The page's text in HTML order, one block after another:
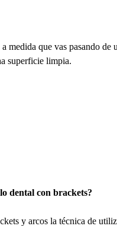
medida que vas pasando de
superficie limpia.
dental con brackets?
y arcos la técnica de